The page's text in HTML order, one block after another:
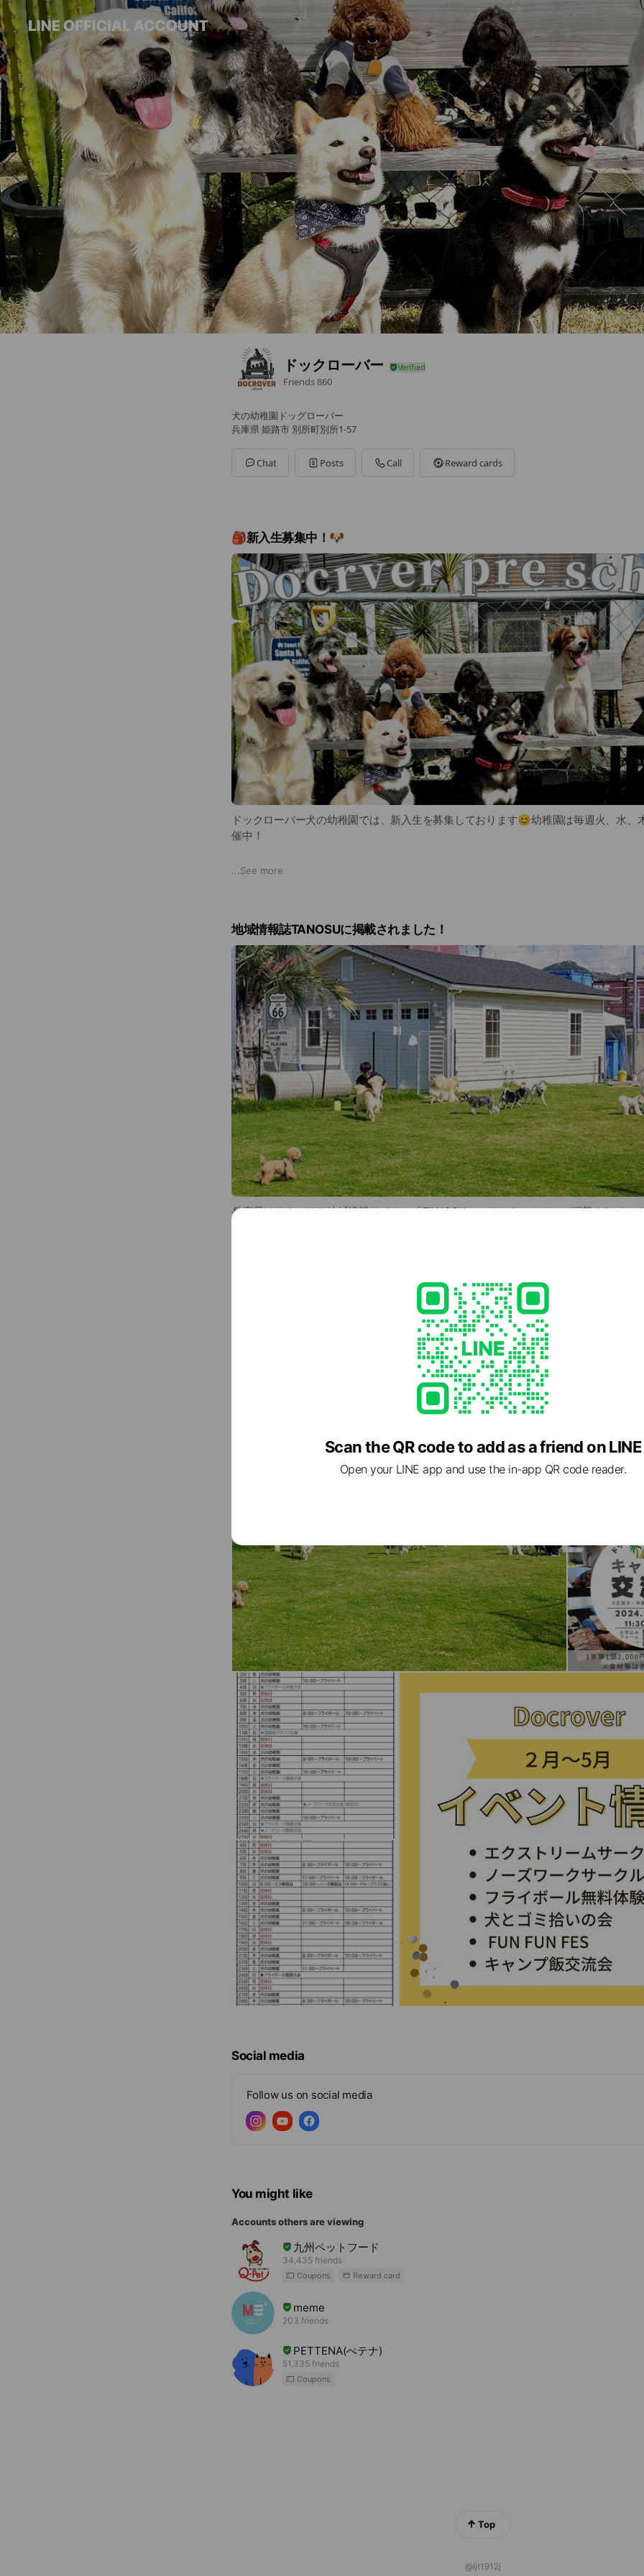
ドックローバー
Friends860
犬の幼稚園ドッグローバー
兵庫県 姫路市 別所町別所1-57
Chat Posts Call Reward cards
🎒新入生募集中！🐶
ドックローバー犬の幼稚園では、新入生を募集しております😊幼稚園は毎週火、水、
催中！
全面芝の広いフィールドで、たくさんのお友達と一緒に遊んだり、お勉強が出来ます
ブラッシングや歯磨きなどのグルーミングレッスンも行っております😊
⏰犬の幼稚園Time schedule⏰
9:00〜 🎒登園
9:30〜 ☀️朝のプレイタイム
10:00〜📖レッスン
13:00〜🍙お昼休憩
14:00〜🪥グルーミングレッスン
15:30〜🎶午後のプレイタイム
16:45〜🚙お迎え
入園ご希望の方は、まずは火〜土曜日のプライベートレッスンにてカウンセリングを
す。ご予約は当LINEにて承っております😊
詳しくはホームページにてご確認下さい✨ご予約お待ちしております！
...See more
地域情報誌TANOSUに掲載されました！
兵庫県はりまエリア地域情報サイト、「TANOSU」にドックローバーが掲載されてい
Social media
Follow us on social media
You might like
Accounts others are viewing
九州ペットフード
34,435 friends
Coupons Reward card
meme
203 friends
PETTENA(ぺテナ)
51,335 friends
Coupons
Top
@ljt1912j
Scan the QR code to add as a friend on LINE
Open your LINE app and use the in-app QR code reader.